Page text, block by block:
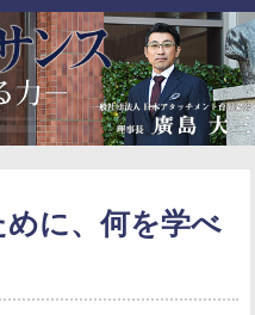
に、何を学べ